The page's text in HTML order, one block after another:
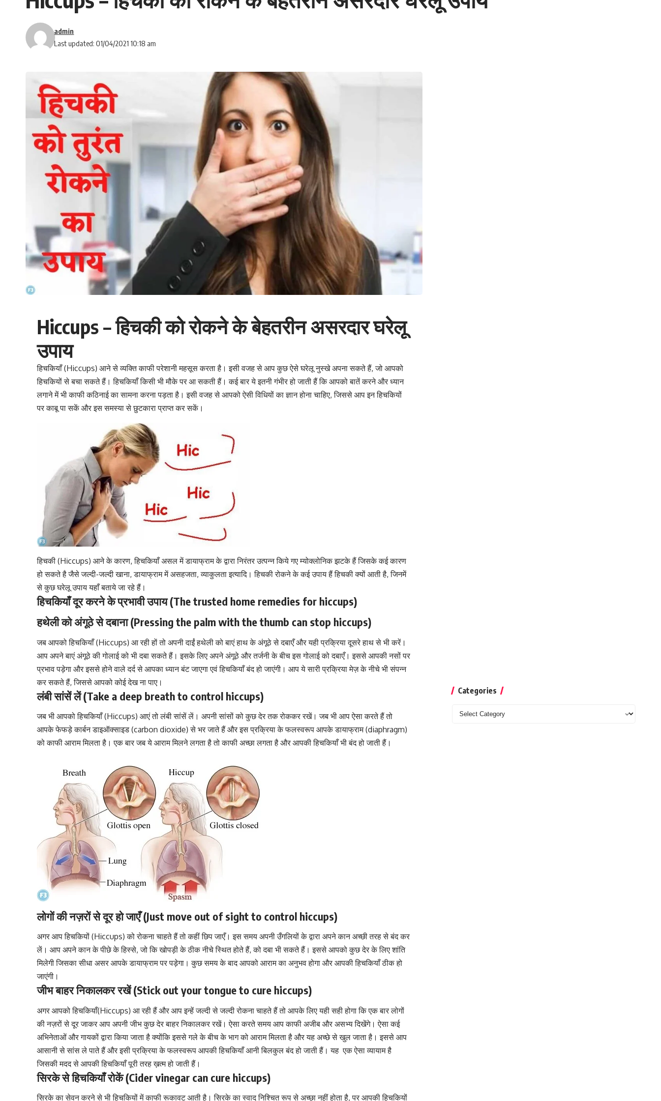
Last updated: 01/04/2021 10:18 am
admin
Hiccups – हिचकी को रोकने के बेहतरीन असरदार घरेलू
उपाय
हिचकियाँ (Hiccups) आने से व्यक्ति काफी परेशानी महसूस करता है। इसी वजह से आप कुछ ऐसेघरेलू नुस्खे अपना सकते हैं, जो आपको
हिचकियों से बचा सकते हैं। हिचकियाँ किसी भी मौके पर आ सकती हैं। कई बार ये इतनी गंभीर हो जाती हैं कि आपको बातें करने और ध्यान
लगाने में भी काफी कठिनाई का सामना करना पड़ता है। इसी वजह से आपको ऐसी विधियों का ज्ञान होना चाहिए, जिससे आप इन हिचकियों
पर काबू पा सकें औरइस समस्या से छुटकारा प्राप्त कर सकें।
हिचकी (Hiccups) आने के कारण, हिचकियाँ असल में डायाफ्राम के द्वारा निरंतर उत्पन्न किये गए म्योक्लोनिक झटके हैं जिसके कई कारण
हो सकते है जैसे जल्दी-जल्दी खाना,डायाफ्राममें असहजता, व्याकुलता इत्यादि। हिचकी रोकने के कई उपाय हैं हिचकी क्यों आती है, जिनमें
से कुछ घरेलू उपाय यहाँ बताये जा रहे हैं।
हिचकियाँ दूर करने के प्रभावी उपाय (The trusted home remedies for hiccups)
हथेली को अंगूठे से दबाना (Pressing the palm with the thumb can stop hiccups)
जब आपको हिचकियाँ (Hiccups) आ रही हों तो अपनी दाईं हथेली को बाएं हाथ के अंगूठे से दबाएँ और यही प्रक्रिया दूसरे हाथ से भी करें।
आप अपने बाएं अंगूठे की गोलाई को भी दबा सकते हैं। इसके लिए अपने अंगूठे और तर्जनी के बीच इस गोलाई को दबाएँ। इससे आपकी नसों पर
प्रभाव पड़ेगा और इससे होने वालेदर्द से आपका ध्यान बंट जाएगाएवं हिचकियाँ बंद हो जाएंगी। आप ये सारी प्रक्रिया मेज़ के नीचे भी संपन्न
कर सकते हैं, जिससे आपको कोई देख ना पाए।
लंबी सांसें लें (Take a deep breath to control hiccups)
जब भी आपको हिचकियाँ (Hiccups) आएं तो लंबी सांसें लें। अपनी सांसों को कुछ देर तक रोककर रखें। जब भी आप ऐसा करते हैं तो
आपके फेफड़ेकार्बन डाइऑक्साइड (carbon dioxide) से भर जाते हैं और इस प्रक्रिया के फलस्वरूप आपकेडायाफ्राम (diaphragm)
को काफी आराम मिलता है। एक बार जब ये आराम मिलने लगता है तो काफी अच्छा लगता है और आपकी हिचकियाँ भी बंद हो जाती हैं।
लोगों की नज़रों से दूर हो जाएँ (Just move out of sight to control hiccups)
अगर आप हिचकियों (Hiccups) को रोकना चाहते हैं तो कहीं छिप जाएँ। इस समय अपनी उँगलियों के द्वारा अपने कान अच्छी तरह से बंद कर
लें। आप अपने कान के पीछे के हिस्से, जो कि खोपड़ी के ठीक नीचे स्थित होते हैं, को दबा भी सकते हैं। इससे आपको कुछ देर के लिए शांति
मिलेगी जिसका सीधा असर आपकेडायाफ्रामपर पड़ेगा। कुछ समय के बाद आपको आराम का अनुभव होगा और आपकी हिचकियाँ ठीक हो
जाएंगी।
जीभ बाहर निकालकर रखें (Stick out your tongue to cure hiccups)
अगर आपको हिचकियाँ(Hiccups) आ रही हैं और आप इन्हें जल्दी से जल्दी रोकना चाहते हैं तो आपके लिए यही सही होगा कि एक बार लोगों
की नज़रों से दूर जाकर आप अपनी जीभ कुछ देर बाहर निकालकर रखें। ऐसा करते समय आप काफी अजीब और असभ्य दिखेंगे। ऐसा कई
अभिनेताओं और गायकों द्वारा किया जाता है क्योंकि इससे गले के बीच के भाग को आराम मिलता है और यह अच्छे से खुल जाता है। इससे आप
आसानी से सांस ले पाते हैंऔर इसी प्रक्रिया के फलस्वरूप आपकी हिचकियाँ आनी बिलकुल बंद हो जाती हैं। यह एक ऐसा व्यायाम है
जिसकी मदद से आपकी हिचकियाँ पूरी तरह ख़त्म हो जाती हैं।
सिरके से हिचकियाँ रोकें (Cider vinegar can cure hiccups)
सिरके का सेवन करने से भी हिचकियों में काफी रूकावट आती है। सिरके का स्वाद निश्चित रूप से अच्छा नहीं होता है, पर आपकी हिचकियों
Categories
Categories